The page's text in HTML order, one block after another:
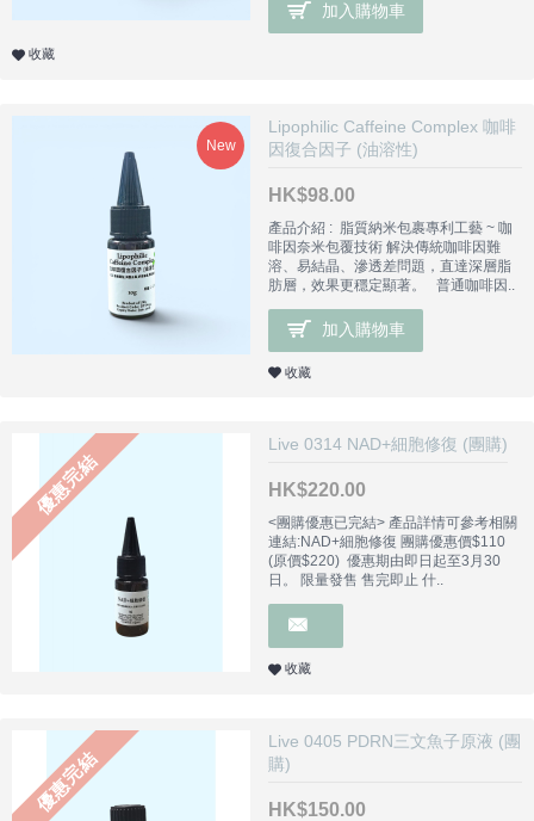
加入購物車
收藏
New
Lipophilic Caffeine Complex 咖啡
因復合因子 (油溶性)
HK$98.00
產品介紹 : 脂質納米包裹專利工藝 ~ 咖
啡因奈米包覆技術 解決傳統咖啡因難
溶、易結晶、滲透差問題，直達深層脂
肪層，效果更穩定顯著。 普通咖啡因..
加入購物車
收藏
優惠完結
Live 0314 NAD+細胞修復 (團購)
HK$220.00
<團購優惠已完結> 產品詳情可參考相關
連結:NAD+細胞修復 團購優惠價$110
(原價$220) 優惠期由即日起至3月30
日。 限量發售 售完即止 什..
收藏
優惠完結
Live 0405 PDRN三文魚子原液 (團
購)
HK$150.00